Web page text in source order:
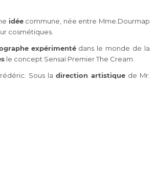
idéecommune, née entre Mme.Dourmap
cosmétiques.
expérimentédans le monde de la
le concept Sensaï Premier The Cream.
Sous ladirection artistique de Mr.